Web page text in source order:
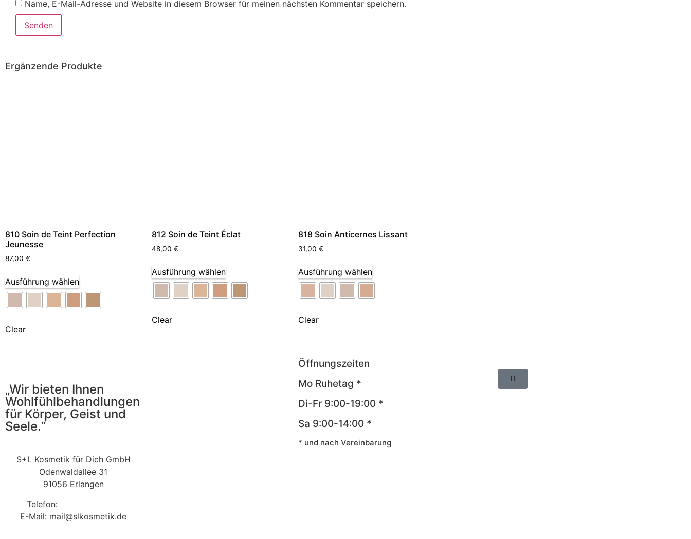
Name, E-Mail-Adresse und Website in diesem Browser für meinen nächsten Kommentar speichern.
Ergänzende Produkte
810 Soin de Teint Perfection
Jeunesse
87,00 €
Ausführung wählen
Clear
812 Soin de Teint Éclat
48,00 €
Ausführung wählen
Clear
818 Soin Anticernes Lissant
31,00 €
Ausführung wählen
Clear
„Wir bieten Ihnen
Wohlfühlbehandlungen
für Körper, Geist und
Seele.“
S+L Kosmetik für Dich GmbH
Odenwaldallee 31
91056 Erlangen
Telefon:
E-Mail: mail@slkosmetik.de
Öffnungszeiten
Mo Ruhetag *
Di-Fr 9:00-19:00 *
Sa 9:00-14:00 *
* und nach Vereinbarung